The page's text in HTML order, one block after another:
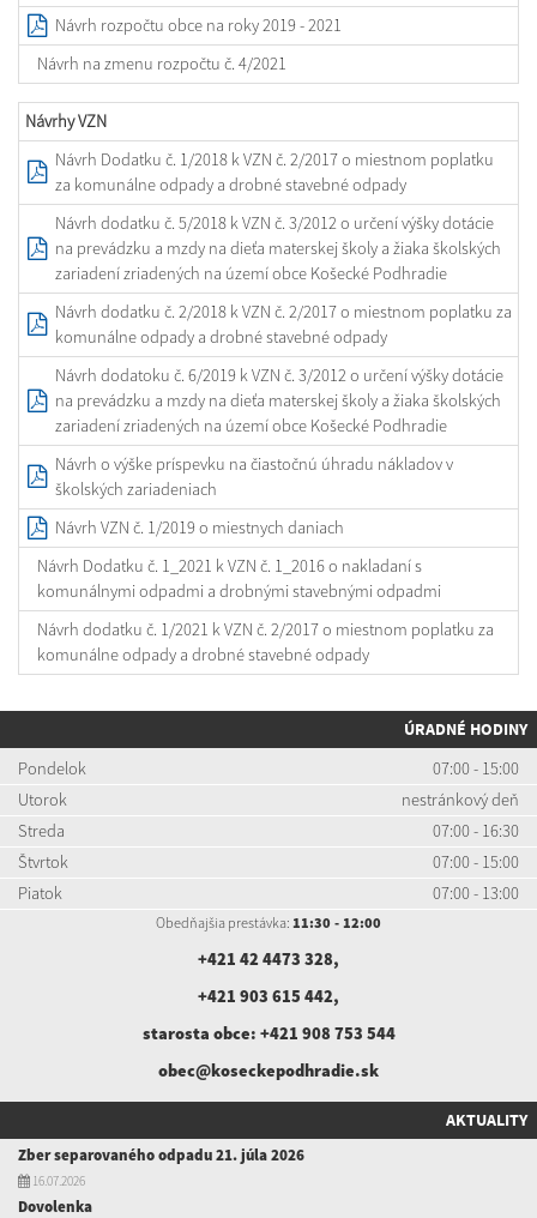
Návrh rozpočtu obce na roky 2019 - 2021
Návrh na zmenu rozpočtu č. 4/2021
Návrhy VZN
Návrh Dodatku č. 1/2018 k VZN č. 2/2017 o miestnom poplatku
za komunálne odpady a drobné stavebné odpady
Návrh dodatku č. 5/2018 k VZN č. 3/2012 o určení výšky dotácie
na prevádzku a mzdy na dieťa materskej školy a žiaka školských
zariadení zriadených na území obce Košecké Podhradie
Návrh dodatku č. 2/2018 k VZN č. 2/2017 o miestnom poplatku za
komunálne odpady a drobné stavebné odpady
Návrh dodatoku č. 6/2019 k VZN č. 3/2012 o určení výšky dotácie
na prevádzku a mzdy na dieťa materskej školy a žiaka školských
zariadení zriadených na území obce Košecké Podhradie
Návrh o výške príspevku na čiastočnú úhradu nákladov v
školských zariadeniach
Návrh VZN č. 1/2019 o miestnych daniach
Návrh Dodatku č. 1_2021 k VZN č. 1_2016 o nakladaní s
komunálnymi odpadmi a drobnými stavebnými odpadmi
Návrh dodatku č. 1/2021 k VZN č. 2/2017 o miestnom poplatku za
komunálne odpady a drobné stavebné odpady
ÚRADNÉ HODINY
Pondelok
07:00 - 15:00
Utorok
nestránkový deň
Streda
07:00 - 16:30
Štvrtok
07:00 - 15:00
Piatok
07:00 - 13:00
Obedňajšia prestávka: 11:30 - 12:00
+421 42 4473 328,
+421 903 615 442,
starosta obce: +421 908 753 544
obec@koseckepodhradie.sk
AKTUALITY
Zber separovaného odpadu 21. júla 2026
16.07.2026
Dovolenka